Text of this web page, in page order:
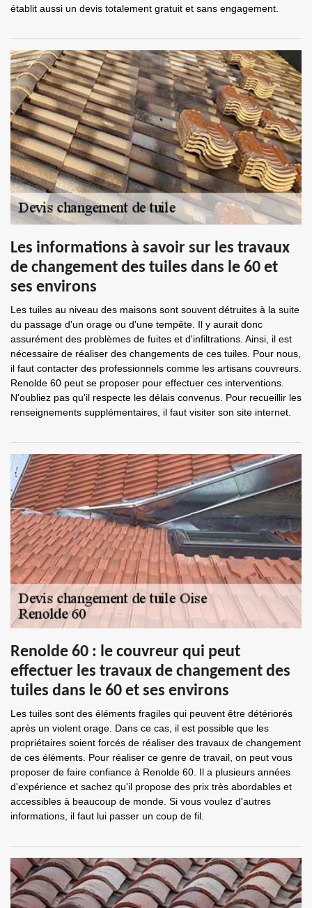
établit aussi un devis totalement gratuit et sans engagement.
Les informations à savoir sur les travaux
de changement des tuiles dans le 60 et
ses environs
Les tuiles au niveau des maisons sont souvent détruites à la suite
du passage d'un orage ou d'une tempête. Il y aurait donc
assurément des problèmes de fuites et d'infiltrations. Ainsi, il est
nécessaire de réaliser des changements de ces tuiles. Pour nous,
il faut contacter des professionnels comme les artisans couvreurs.
Renolde 60 peut se proposer pour effectuer ces interventions.
N'oubliez pas qu'il respecte les délais convenus. Pour recueillir les
renseignements supplémentaires, il faut visiter son site internet.
Renolde 60 : le couvreur qui peut
effectuer les travaux de changement des
tuiles dans le 60 et ses environs
Les tuiles sont des éléments fragiles qui peuvent être détériorés
après un violent orage. Dans ce cas, il est possible que les
propriétaires soient forcés de réaliser des travaux de changement
de ces éléments. Pour réaliser ce genre de travail, on peut vous
proposer de faire confiance à Renolde 60. Il a plusieurs années
d'expérience et sachez qu'il propose des prix très abordables et
accessibles à beaucoup de monde. Si vous voulez d'autres
informations, il faut lui passer un coup de fil.